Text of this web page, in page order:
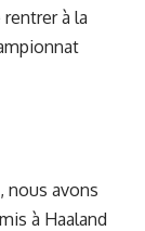
à la
nous avons
à Haaland